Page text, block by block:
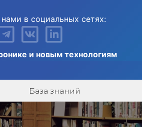
в социальных сетях:
и новым технологиям
База знаний